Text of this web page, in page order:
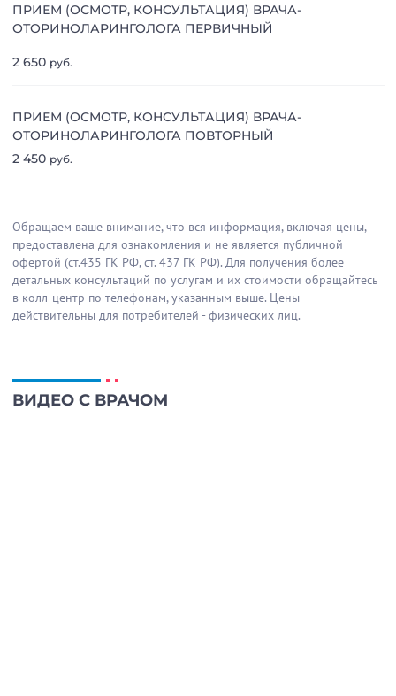
ПРИЕМ (ОСМОТР, КОНСУЛЬТАЦИЯ) ВРАЧА-
ОТОРИНОЛАРИНГОЛОГА ПЕРВИЧНЫЙ
2 650 руб.
ПРИЕМ (ОСМОТР, КОНСУЛЬТАЦИЯ) ВРАЧА-
ОТОРИНОЛАРИНГОЛОГА ПОВТОРНЫЙ
2 450 руб.
Обращаем ваше внимание, что вся информация, включая цены,
предоставлена для ознакомления и не является публичной
офертой (ст.435 ГК РФ, cт. 437 ГК РФ). Для получения более
детальных консультаций по услугам и их стоимости обращайтесь
в колл-центр по телефонам, указанным выше. Цены
действительны для потребителей - физических лиц.
ВИДЕО С ВРАЧОМ